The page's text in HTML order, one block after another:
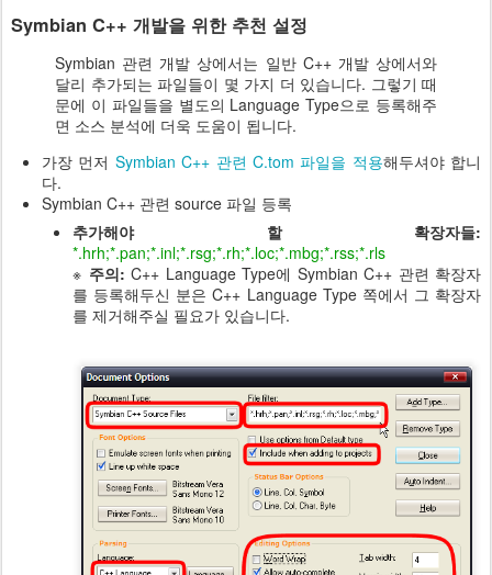
Symbian C++ 개발을 위한 추천 설정
Symbian 관련 개발 상에서는 일반 C++ 개발 상에서와
달리 추가되는 파일들이 몇 가지 더 있습니다. 그렇기 때
문에 이 파일들을 별도의 Language Type으로 등록해주
면 소스 분석에 더욱 도움이 됩니다.
가장 먼저 Symbian C++ 관련 C.tom 파일을 적용해두셔야 합니
다.
Symbian C++ 관련 source 파일 등록
추가해야 할 확장자들:
*.hrh;*.pan;*.inl;*.rsg;*.rh;*.loc;*.mbg;*.rss;*.rls
※ 주의: C++ Language Type에 Symbian C++ 관련 확장자
를 등록해두신 분은C++ Language Type 쪽에서 그 확장자
를 제거해주실 필요가 있습니다.